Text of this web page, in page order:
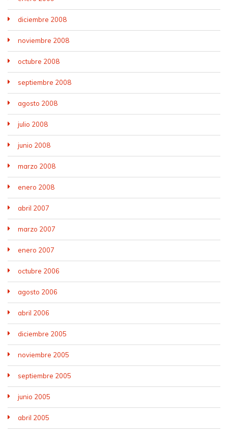
diciembre 2008
noviembre 2008
octubre 2008
septiembre 2008
agosto 2008
julio 2008
junio 2008
marzo 2008
enero 2008
abril 2007
marzo 2007
enero 2007
octubre 2006
agosto 2006
abril 2006
diciembre 2005
noviembre 2005
septiembre 2005
junio 2005
abril 2005